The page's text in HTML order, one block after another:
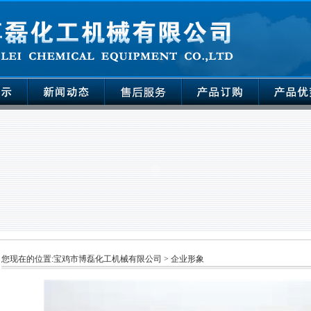
您现在的位置:宝鸡市博磊化工机械有限公司 > 企业形象